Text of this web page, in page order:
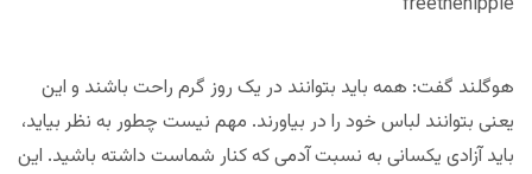
هوگلند گفت: همه باید بتوانند در یک روز گرم راحت باشند و این
یعنی بتوانند لباس خود را در بیاورند. مهم نیست چطور به نظر بیاید،
باید آزادی یکسانی به نسبت آدمی که کنار شماست داشته باشید. این